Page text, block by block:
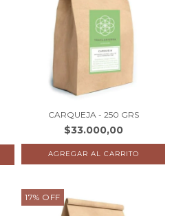
CARQUEJA - 250 GRS
$33.000,00
17% OFF